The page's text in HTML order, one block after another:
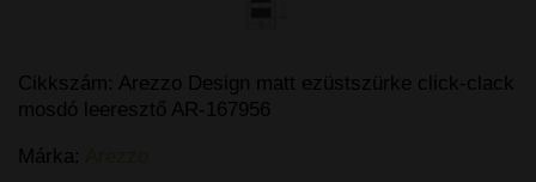
Cikkszám: Arezzo Design matt ezüstszürke click-clack
mosdó leeresztő AR-167956
Márka: